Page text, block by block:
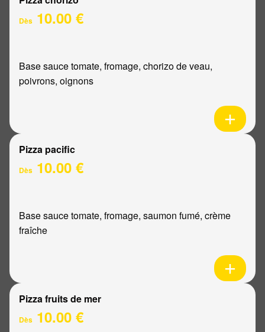
Dès 10.00 €
Base sauce tomate, fromage, chorizo de veau,
poivrons, oignons
Pizza pacific
Dès 10.00 €
Base sauce tomate, fromage, saumon fumé, crème
fraîche
Pizza fruits de mer
Dès 10.00 €